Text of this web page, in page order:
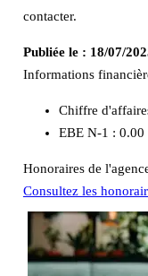
contacter.
Publiée le : 18/07/
Informations
Chiffre
EBE N-1 : 0.00
Honoraires de
Consultez les